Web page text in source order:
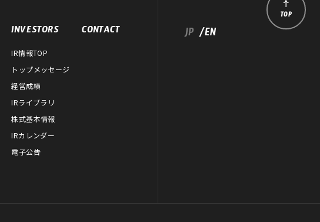
INVESTORS
IR情報TOP
トップメッセージ
経営成績
IRライブラリ
株式基本情報
IRカレンダー
電子公告
CONTACT JP /EN
TOP